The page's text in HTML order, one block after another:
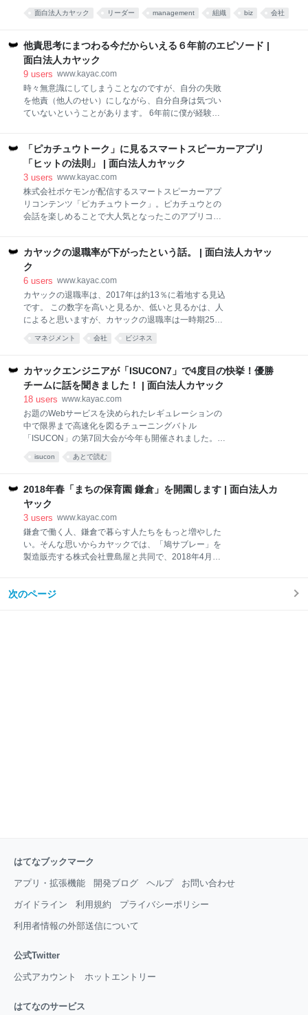
コンチは、高いクリエイティブで多くのファンを獲得
ら、ガラケーのサービスとして登場。「アバター要素
（着せ替え）」と「位置ゲーム要素（ご当地キャラク
ター）」、そして「育てゲ
今後もリーダーになるつもりのない人に、役立ちそう
なことを書いてみます。 リーダーという立場は、時に
について。 リーダーとてひとりのちっぽけな人間です
から、批判をされれば傷つきます。ですが、責任ある
立場であったり、何かを発信する立場の人ほど、批判
とによって、自分というものが鍛えられるという側面
があります。 また、傷つく自分を守ろうとして、人か
らの批判に不感症のようになってしまうのは良い方向
ば、人の痛みもわかるように成長できるのではないか
と思います。 たとえば創業社長ならだれもが経験して
いると思いますが、
面白法人カヤック リーダー management 組織 biz 会社
他責思考にまつわる今だからいえる６年前のエピソード |
面白法人カヤック
9 users www.kayac.com
時々無意識にしてしまうことなのですが、自分の失敗
を他責（他人のせい）にしながら、自分自身は気づい
ていないということがあります。 6年前に僕が経験し
ました。 さかのぼること6年前、僕のところに、ある
先輩から面白そうな企画が持ち込まれました。そし
て、その企画を「クライアントに一緒に提案してもら
いたい」という依頼を受けたのです。 その先輩にはお
世話になっていたので、ひと肌脱ぐことにしました。
一緒に提案したところ、クライアントには好感触で、
があるものでしたので、僕は20社近く回って、企画の
面白さを訴え、各社の協力をとりつけるということま
で買って出ることになりました。 この20社の中には、
これを機会に初めてお
「ピカチュウトーク」に見るスマートスピーカーアプリ
「ヒットの法則」 | 面白法人カヤック
3 users www.kayac.com
株式会社ポケモンが配信するスマートスピーカーアプ
リコンテンツ「ピカチュウトーク」。ピカチュウとの
会話を楽しめることで大人気となったこのアプリコン
誕生の軌跡を、カヤック開発チーム（村井孝至・君塚
史高・黄辰琳）に迫ります。 スマートスピーカー黎明
期に「ヒットするアプリコンテンツの法則」とは？ 村
井 昨年夏、ポケモン社の方からお声がけいただきまし
た。「スマートスピーカーが秋に日本に上陸する。ス
マートスピーカー用の新しいアプリケーションをつく
識デバイスの開発経験が豊富な君塚、Googleの
けて、ブレストするところから始めました。 スマート
スピーカーって、いろんな可能性がありますよね。北
米では
カヤックの退職率が下がったという話。 | 面白法人カヤッ
ク
6 users www.kayac.com
カヤックの退職率は、2017年は約13％に着地する見込
です。 この数字を高いと見るか、低いと見るかは、人
によると思いますが、カヤックの退職率は一時期25%
の時代もありましたから、その頃から比較すると変化
したとはいえます。 マネジメントの本質は「矛盾のマ
課題を前に、 決して「割り切る」ことなく、その矛盾
を把持し続けることである。 これは田坂広志さんの名
言のひとつです。 マネジメントも仕事も、結局人間の
ん。つまり、常に矛盾と戦いながら、割り切ってあき
らめてしまうのではなく、正対しながら取り組んでい
く。そのプロセスこそが価値であり、その過程におい
て自分が成長するのではないかと思います。 今回はそ
は「つく
マネジメント 会社 ビジネス
カヤックエンジニアが「ISUCON7」で4度目の快挙！優勝
チームに話を聞きました！ | 面白法人カヤック
18 users www.kayac.com
お題のWebサービスを決められたレギュレーションの
中で限界まで高速化を図るチューニングバトル
「ISUCON」の第7回大会が今年も開催されました。
過去6大会のうち、藤原を中心としてカヤックのメン
バー(OB含む)で構成される「fujiwara組」が3度の優勝
ジニアチーム「MSA」が初出場で初優勝を達成しまし
た！ 「ISUCON7」当日のレポートはこちら そのメン
バーであるゲーム事業部のエンジニア荒賀謙作、鈴木
務などについて聞きました。 初参加で初優勝を達成し
たISUCON ―まずは自己紹介をお願いします。 荒賀
荒賀謙作です。カヤックに入社して10年目のエンジニ
ム事業部でサーバー開発をしています
isucon あとで読む
2018年春「まちの保育園 鎌倉」を開園します | 面白法人カ
ヤック
3 users www.kayac.com
鎌倉で働く人、鎌倉で暮らす人たちをもっと増やした
い。そんな思いからカヤックでは、「鳩サブレー」を
製造販売する株式会社豊島屋と共同で、2018年4月、
は、株式会社豊島屋の久保田陽彦社長、都内５箇所で
次のページ
はてなブックマーク
アプリ・拡張機能 開発ブログ ヘルプ お問い合わせ
ガイドライン 利用規約 プライバシーポリシー
利用者情報の外部送信について
公式Twitter
公式アカウント ホットエントリー
はてなのサービス